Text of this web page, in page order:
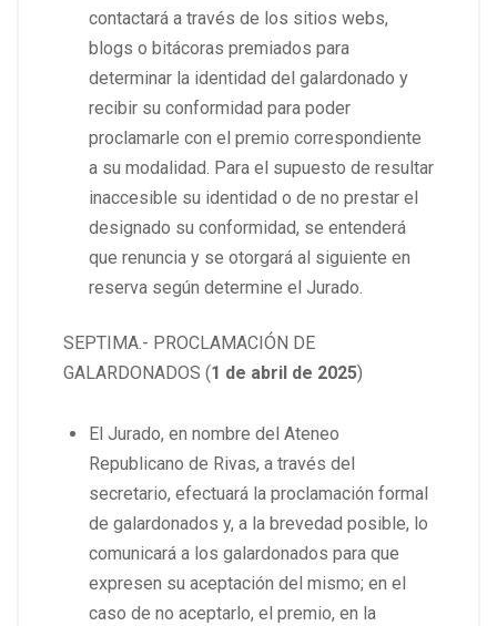
contactará a través de los sitios webs,
blogs o bitácoras premiados para
determinar la identidad del galardonado y
recibir su conformidad para poder
proclamarle con el premio correspondiente
a su modalidad. Para el supuesto de resultar
inaccesible su identidad o de no prestar el
designado su conformidad, se entenderá
que renuncia y se otorgará al siguiente en
reserva según determine el Jurado.
SEPTIMA.- PROCLAMACIÓN DE
GALARDONADOS (1 de abril de 2025)
El Jurado, en nombre del Ateneo
Republicano de Rivas, a través del
secretario, efectuará la proclamación formal
de galardonados y, a la brevedad posible, lo
comunicará a los galardonados para que
expresen su aceptación del mismo; en el
caso de no aceptarlo, el premio, en la